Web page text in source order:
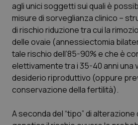
agli unici soggetti sui quali è
misure di sorveglianza clinico –
di rischio riduzione tra cui la
delle ovaie (annessiectomia
tale rischio dell’85-90% e che è
elettivamente tra i 35-40 anni una
desiderio riproduttivo (oppure
conservazione della fertilità).
A seconda del “tipo” di